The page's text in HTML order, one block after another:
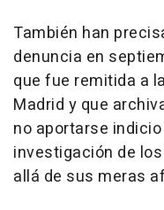
También han
denuncia en
que fue remitida a
Madrid y que
no aportarse
investigación de
allá de sus meras